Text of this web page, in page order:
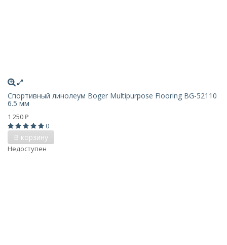
Спортивный линолеум Boger Multipurpose Flooring BG-52110
6.5 мм
1 250 ₽
0
В корзину
Недоступен